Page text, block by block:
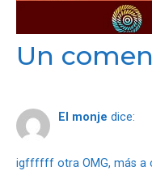
Un
El monje dice:
igffffff otra OMG, más a